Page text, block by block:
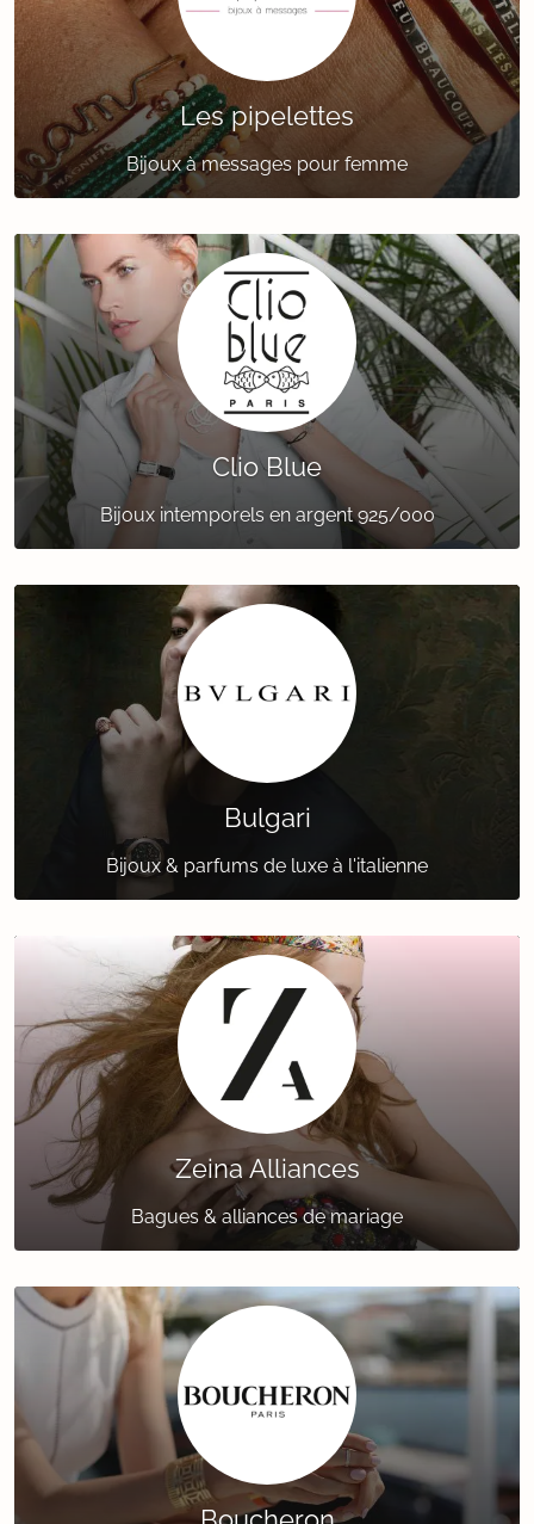
Les pipelettes
Bijoux à messages pour femme
Clio Blue
Bijoux intemporels en argent 925/000
Bulgari
Bijoux & parfums de luxe à l'italienne
Zeina Alliances
Bagues & alliances de mariage